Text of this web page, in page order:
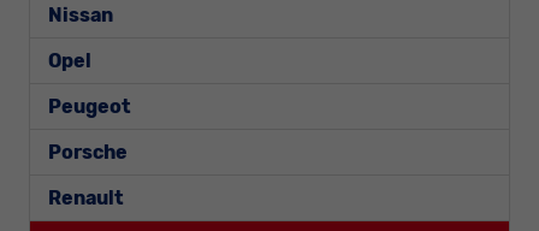
Nissan
Opel
Peugeot
Porsche
Renault